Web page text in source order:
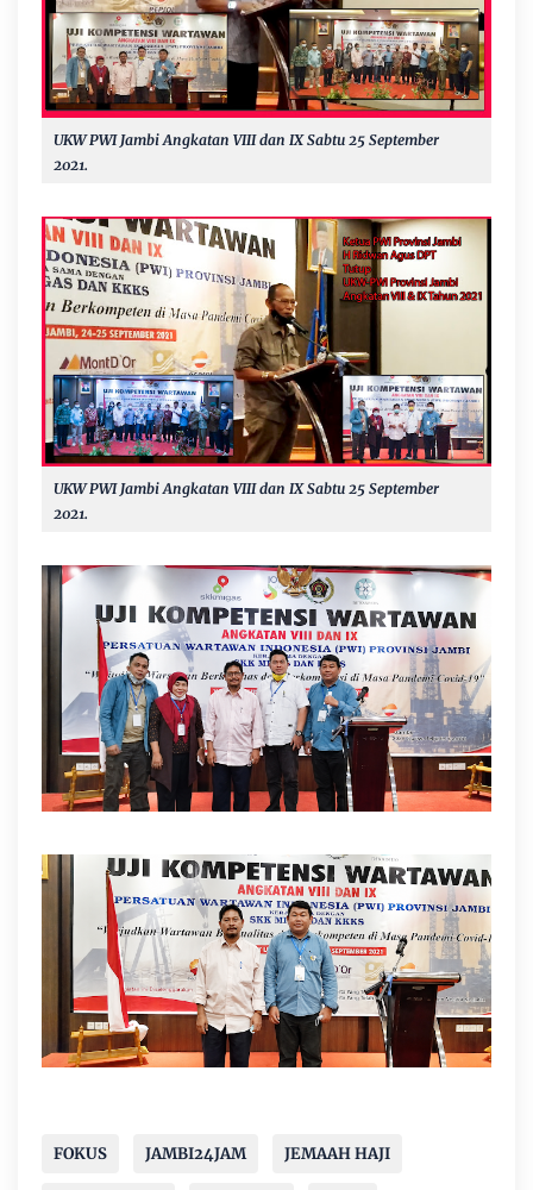
UKW PWI Jambi Angkatan VIII dan IX Sabtu 25 September
2021.
UKW PWI Jambi Angkatan VIII dan IX Sabtu 25 September
2021.
FOKUS JAMBI24JAM JEMAAH HAJI